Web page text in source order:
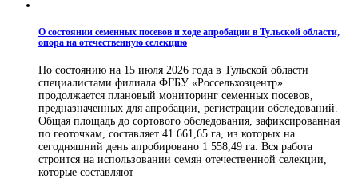
О состоянии семенных посевов и ходе апробации в Тульской области,
опора на отечественную селекцию
По состоянию на 15 июля 2026 года в Тульской области
специалистами филиала ФГБУ «Россельхозцентр»
продолжается плановый мониторинг семенных посевов,
предназначенных для апробации, регистрации обследований.
Общая площадь до сортового обследования, зафиксированная
по геоточкам, составляет 41 661,65 га, из которых на
сегодняшний день апробировано 1 558,49 га. Вся работа
строится на использовании семян отечественной селекции,
которые составляют